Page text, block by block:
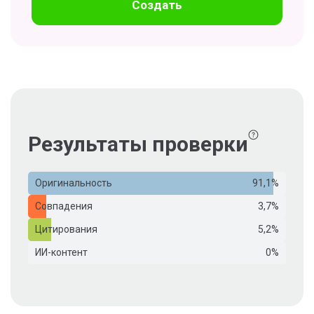
Создать
Результаты проверки
Оригинальность 91,1%
Совпадения 3,7%
Цитирования 5,2%
ИИ-контент 0%